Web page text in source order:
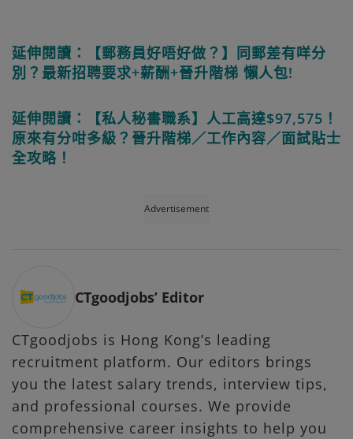
延伸閱讀：【郵務員好唔好做？】同郵差有咩分
別？最新招聘要求+薪酬+晉升階梯 懶人包!
延伸閱讀：【私人秘書職系】人工高達$97,575！
原來有分咁多級？晉升階梯／工作內容／面試貼士
全攻略！
Advertisement
CTgoodjobs’ Editor
CTgoodjobs is Hong Kong’s leading
recruitment platform. Our editors brings
you the latest salary trends, interview tips,
and professional courses. We provide
comprehensive career insights to help you